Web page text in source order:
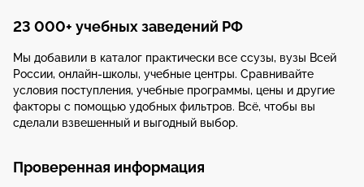
23 000+ учебных заведений РФ
Мы добавили в каталог практически все ссузы, вузы Всей
России, онлайн-школы, учебные центры. Сравнивайте
условия поступления, учебные программы, цены и другие
факторы с помощью удобных фильтров. Всё, чтобы вы
сделали взвешенный и выгодный выбор.
Проверенная информация